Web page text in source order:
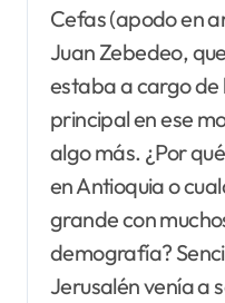
Cefas (apodo en
Juan Zebedeo,
estaba a cargo de
principal en ese
algo más. ¿Por
en Antioquia o
grande con
demografía?
Jerusalén venía a